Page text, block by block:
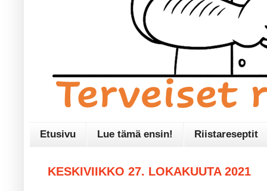
Etusivu Lue tämä ensin! Riistareseptit
KESKIVIIKKO 27. LOKAKUUTA 2021